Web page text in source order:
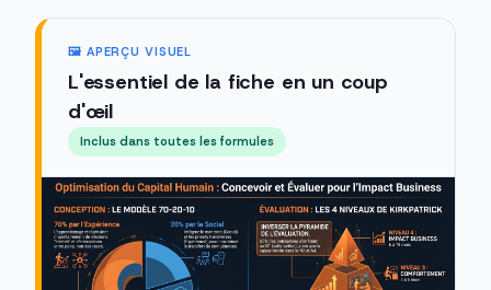
🖼️ APERÇU VISUEL
L'essentiel de la fiche en un coup
d'œil
Inclus dans toutes les formules